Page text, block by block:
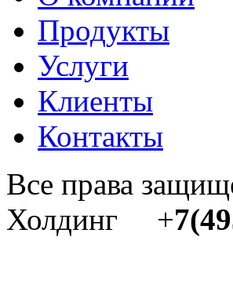
Продукты
Услуги
Клиенты
Контакты
Все права
Холдинг +